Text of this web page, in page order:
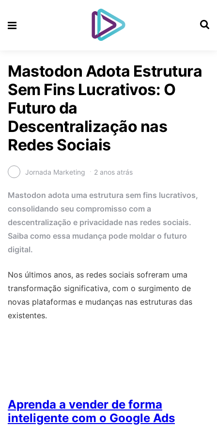
Mastodon Adota Estrutura
Sem Fins Lucrativos: O
Futuro da
Descentralização nas
Redes Sociais
Jornada Marketing 2 anos atrás
Mastodon adota uma estrutura sem fins lucrativos,
consolidando seu compromisso com a
descentralização e privacidade nas redes sociais.
Saiba como essa mudança pode moldar o futuro
digital.
Nos últimos anos, as redes sociais sofreram uma
transformação significativa, com o surgimento de
novas plataformas e mudanças nas estruturas das
existentes.
Aprenda a vender de forma
inteligente com o Google Ads